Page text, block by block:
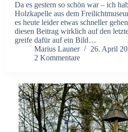
Da es gestern so schön war – ich
Holzkapelle aus dem
es heute leider etwas schneller
diesen Beitrag wirklich auf den
greife dafür auf ein Bild…
Marius Launer
26. April
2 Kommentare